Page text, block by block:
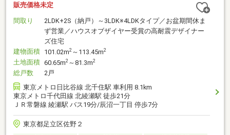
販売価格未定
間取り
2LDK+2S（納戸）～3LDK※4LDKタイプ／お盆期間休ま
ず営業／ハウスオブザイヤー受賞の高耐震デザイナー
ズ住宅
建物面積 101.02m2 ～113.45m2
土地面積 60.65m2 ～81.3m2
総戸数
2戸
東京メトロ日比谷線 北千住駅 車利用 8.1km
東京メトロ千代田線 北綾瀬駅 徒歩21分
ＪＲ常磐線 綾瀬駅 バス19分/辰沼一丁目 停歩7分
東京都足立区佐野２